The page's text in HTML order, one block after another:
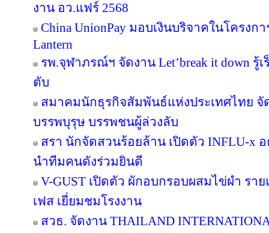
งาน อว.แฟร์ 2568
China UnionPay มอบเงินบริจาคในโครงกา
Lantern
รพ.จุฬาภรณ์ฯ จัดงาน Let’break it down รู้
ตับ
สมาคมนักธุรกิจสัมพันธ์แห่งประเทศไทย
บรรพบุรุษ บรรพชนผู้ล่วงลับ
สรา นักจัดสวนร้อยล้าน เปิดตัว INFLU-x
นำทีมคนดังร่วมยินดี
V-GUST เปิดตัว ผักอบกรอบผสมไข่ผำ รา
เฟส เยี่ยมชมโรงงาน
สวธ. จัดงาน THAILAND